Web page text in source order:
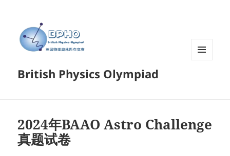
British Physics Olympiad
2024年BAAO Astro Challenge
真题试卷